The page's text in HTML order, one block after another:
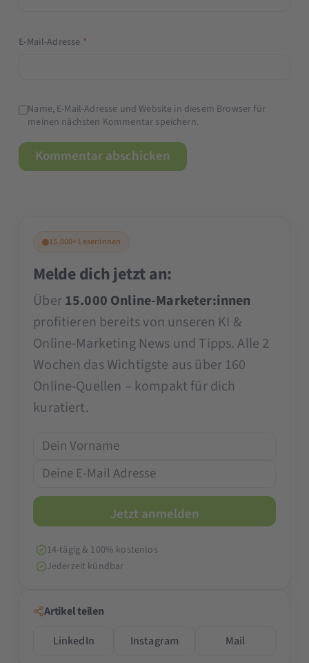
E-Mail-Adresse *
Name, E-Mail-Adresse und Website in diesem Browser für
meinen nächsten Kommentar speichern.
15.000+ Leser:innen
Melde dich jetzt an:
Über15.000 Online-Marketer:innen
profitieren bereits von unseren KI &
Online-Marketing News und Tipps. Alle 2
Wochen das Wichtigste aus über 160
Online-Quellen – kompakt für dich
kuratiert.
14-tägig & 100% kostenlos
Jederzeit kündbar
Artikel teilen
LinkedIn
Instagram Mail